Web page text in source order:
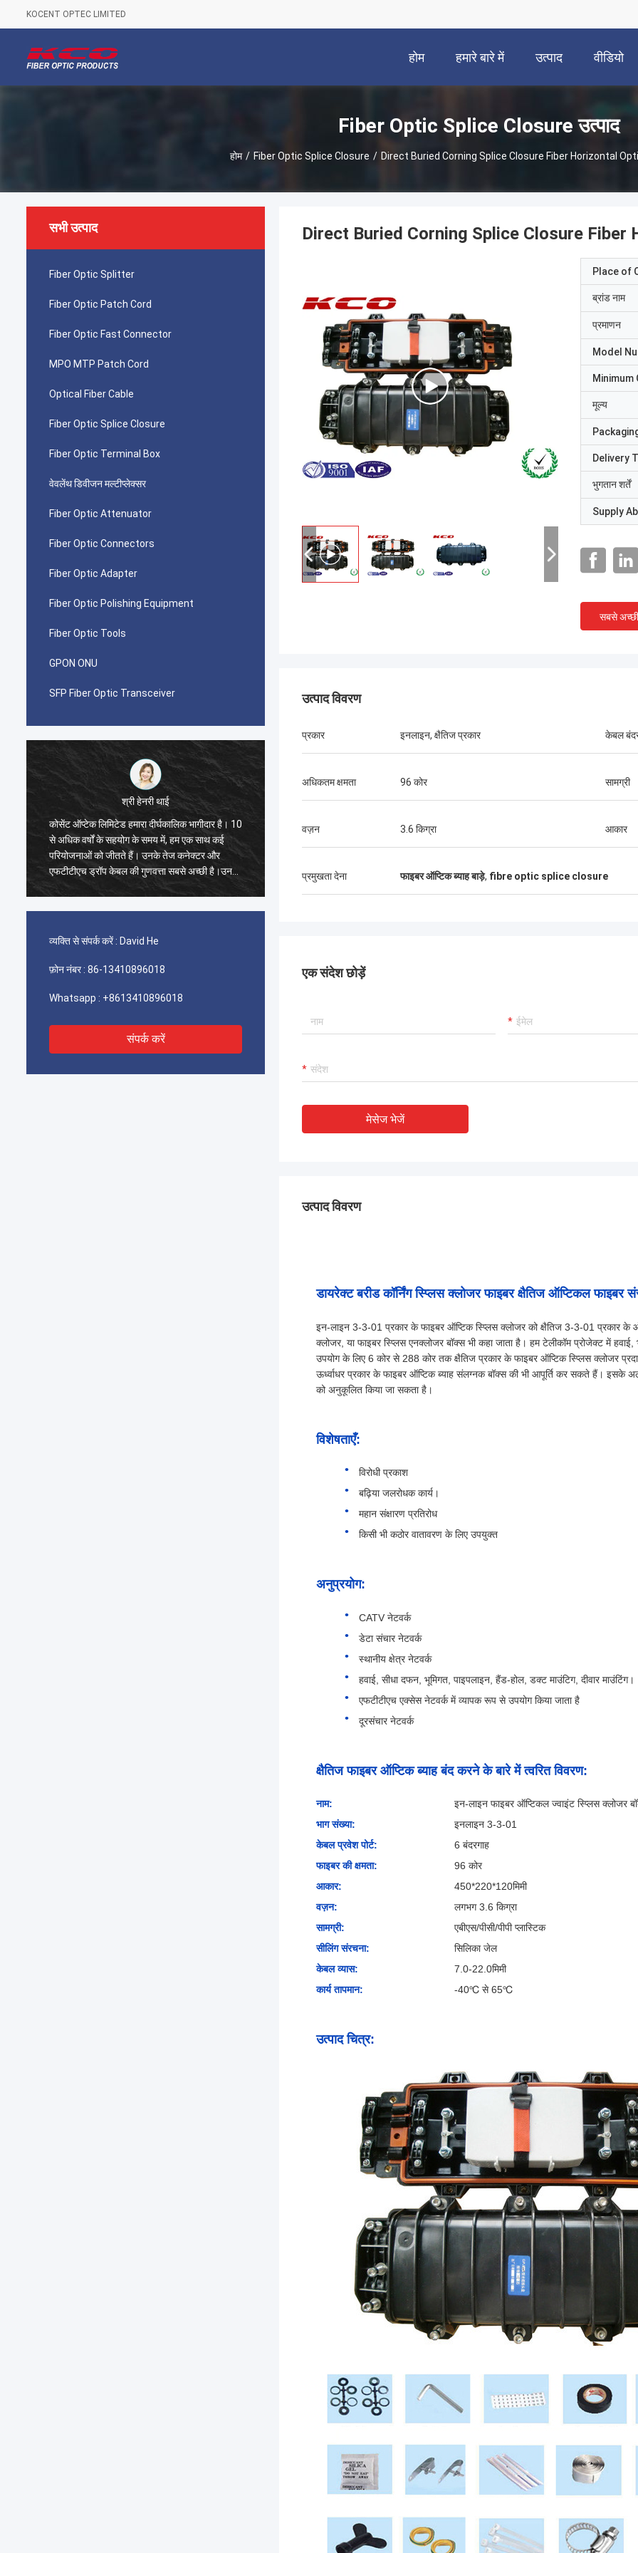
KOCENT OPTEC LIMITED
होम हमारे बारे में उत्पाद वीडियो
Fiber Optic Splice Closure उत्पाद
होम / Fiber Optic Splice Closure / Direct Buried Corning Splice Closure Fiber Horizontal
सभी उत्पाद
Fiber Optic Splitter
Fiber Optic Patch Cord
Fiber Optic Fast Connector
MPO MTP Patch Cord
Optical Fiber Cable
Fiber Optic Splice Closure
Fiber Optic Terminal Box
वेवलेंथ डिवीजन मल्टीप्लेक्सर
Fiber Optic Attenuator
Fiber Optic Connectors
Fiber Optic Adapter
Fiber Optic Polishing Equipment
Fiber Optic Tools
GPON ONU
SFP Fiber Optic Transceiver
भागीदार है। 10
एक साथ कई
सबसे अच्छी है।उनके
श्री पाब्लो
मुझे आश्चर्य हुआ जब मैंने 2014 में Kocent Optec
Limited के साथ पहला ऑर्डर किया। GYXTW केबल
का एक कंटेनर 40GP और फास्ट कनेक्टर, पैच कॉर्ड और
एडॉप्टर के लिए एक कंटेनर 20GP।
श्री थंग Nguyen
कोसेंट ऑप्टेक लिमिटेड हमारी कंपनी के दीर्घकालिक
बॉक्स,स्प्लिट संलग्नक और फाइबर ऑप्टिक सामान की
कोसेंट
व्यक्ति से संपर्क करें : David He
फ़ोन नंबर : 86-13410896018
Whatsapp : +8613410896018
संपर्क करें
Direct Buried Corning Splice Closure
Place of
ब्रांड नाम
प्रमाणन
Model
मूल्य
Delivery
भुगतान शर्तें
Supply
सबसे
उत्पाद विवरण
प्रकार इनलाइन, क्षैतिज प्रकार केबल
अधिकतम क्षमता 96 कोर सामग्री
वज़न 3.6 किग्रा आकार
प्रमुखता देना फाइबर ऑप्टिक ब्याह बाड़े, fibre optic splice closure
एक संदेश छोड़ें
मेसेज भेजें
उत्पाद विवरण
डायरेक्ट बरीड कॉर्निंग स्प्लिस क्लोजर फाइबर क्षैतिज ऑप्टिकल फाइबर
इन-लाइन 3-3-01 प्रकार के फाइबर ऑप्टिक स्प्लिस क्लोजर को क्षैतिज 3-3-01 प्रकार के
क्लोजर, या फाइबर स्प्लिस एनक्लोजर बॉक्स भी कहा जाता है। हम टेलीकॉम प्रोजेक्ट में
उपयोग के लिए 6 कोर से 288 कोर तक क्षैतिज प्रकार के फाइबर ऑप्टिक स्प्लिस क्लोजर
ऊर्ध्वाधर प्रकार के फाइबर ऑप्टिक ब्याह संलग्नक बॉक्स की भी आपूर्ति कर सकते हैं। इसके
को अनुकूलित किया जा सकता है।
विशेषताएँ:
विरोधी प्रकाश
बढ़िया जलरोधक कार्य।
महान संक्षारण प्रतिरोध
किसी भी कठोर वातावरण के लिए उपयुक्त
अनुप्रयोग:
CATV नेटवर्क
डेटा संचार नेटवर्क
स्थानीय क्षेत्र नेटवर्क
हवाई, सीधा दफन, भूमिगत, पाइपलाइन, हैंड-होल, डक्ट माउंटिग, दीवार माउंटिंग।
एफटीटीएच एक्सेस नेटवर्क में व्यापक रूप से उपयोग किया जाता है
दूरसंचार नेटवर्क
क्षैतिज फाइबर ऑप्टिक ब्याह बंद करने के बारे में त्वरित विवरण:
नाम:
इन-लाइन फाइबर ऑप्टिकल ज्वाइंट स्प्लिस क्लोजर
भाग संख्या:
इनलाइन 3-3-01
केबल प्रवेश पोर्ट:
6 बंदरगाह
फाइबर की क्षमता:
96 कोर
आकार:
450*220*120मिमी
वज़न:
लगभग 3.6 किग्रा
सामग्री:
एबीएस/पीसी/पीपी प्लास्टिक
सीलिंग संरचना:
सिलिका जेल
केबल व्यास:
7.0-22.0मिमी
कार्य तापमान:
-40℃ से 65℃
उत्पाद चित्र: